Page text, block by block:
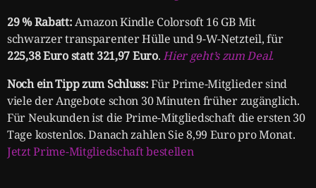
29 % Rabatt:Amazon Kindle Colorsoft 16 GB Mit
schwarzer transparenter Hülle und 9-W-Netzteil, für
225,38 Euro statt 321,97 Euro.Hier geht’s zum Deal.
Noch ein Tipp zum Schluss:Für Prime-Mitglieder sind
viele der Angebote schon 30 Minuten früher zugänglich.
Für Neukunden ist die Prime-Mitgliedschaft die ersten 30
Tage kostenlos. Danach zahlen Sie 8,99 Euro pro Monat.
Jetzt Prime-Mitgliedschaft bestellen